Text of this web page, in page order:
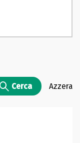
Cerca Azzera